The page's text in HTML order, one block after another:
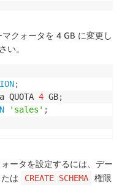
クォータを 4 GB に変更し
い。
;
QUOTA 4 GB;
'sales' ;
ータを設定するには、デー
は
CREATE SCHEMA
権限